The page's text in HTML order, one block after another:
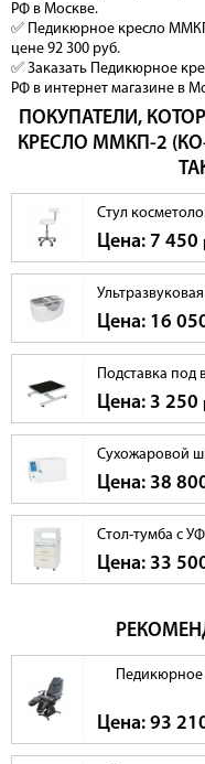
РФ в Москве.
✅ Педикюрное кресло
цене 92 300 руб.
✅ Заказать Педикюрное
РФ в интернет магазине в
ПОКУПАТЕЛИ,
КРЕСЛО ММКП-2
Стул
Цена: 7 450
Цена: 16
Подставка под
Цена: 3 250
Сухожаровой
Цена: 38
Стол-тумба с
Цена: 33
Педикюрное
Цена: 93